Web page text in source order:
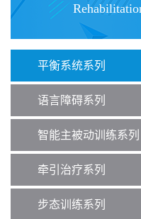
平衡系统系列
语言障碍系列
智能主被动训练系列
牵引治疗系列
步态训练系列